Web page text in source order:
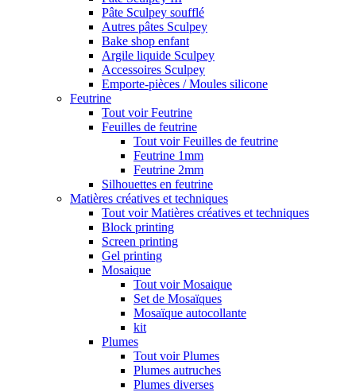
Pâte Sculpey soufflé
Autres pâtes Sculpey
Bake shop enfant
Argile liquide Sculpey
Accessoires Sculpey
Emporte-pièces / Moules silicone
Feutrine
Tout voir Feutrine
Feuilles de feutrine
Tout voir Feuilles de feutrine
Feutrine 1mm
Feutrine 2mm
Silhouettes en feutrine
Matières créatives et techniques
Tout voir Matières créatives et techniques
Block printing
Screen printing
Gel printing
Mosaique
Tout voir Mosaique
Set de Mosaïques
Mosaïque autocollante
kit
Plumes
Tout voir Plumes
Plumes autruches
Plumes diverses